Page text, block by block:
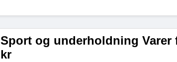
Sport og underholdning Varer
kr